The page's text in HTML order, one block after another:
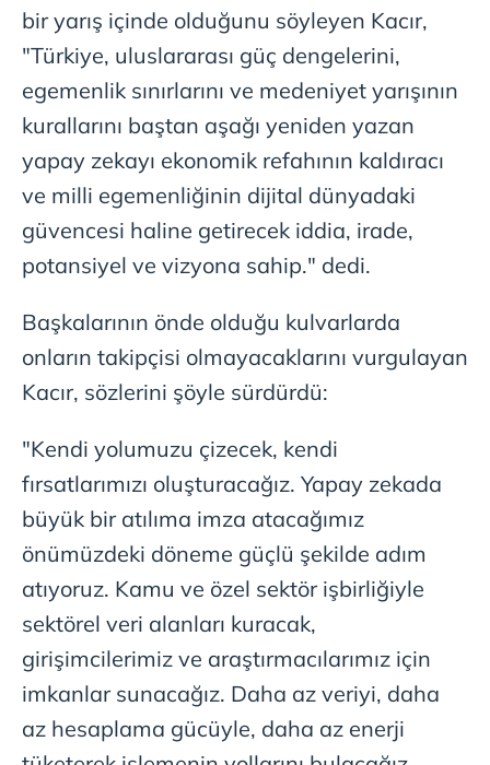
bir yarış içinde olduğunu söyleyen Kacır,
"Türkiye, uluslararası güç dengelerini,
egemenlik sınırlarını ve medeniyet yarışının
kurallarını baştan aşağı yeniden yazan
yapay zekayı ekonomik refahının kaldıracı
ve milli egemenliğinin dijital dünyadaki
güvencesi haline getirecek iddia, irade,
potansiyel ve vizyona sahip." dedi.
Başkalarının önde olduğu kulvarlarda
onların takipçisi olmayacaklarını vurgulayan
Kacır, sözlerini şöyle sürdürdü:
"Kendi yolumuzu çizecek, kendi
fırsatlarımızı oluşturacağız. Yapay zekada
büyük bir atılıma imza atacağımız
önümüzdeki döneme güçlü şekilde adım
atıyoruz. Kamu ve özel sektör işbirliğiyle
sektörel veri alanları kuracak,
girişimcilerimiz ve araştırmacılarımız için
imkanlar sunacağız. Daha az veriyi, daha
az hesaplama gücüyle, daha az enerji